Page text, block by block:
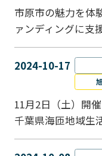
市原市の魅力を体
ァンディングに支
2024-10-17
11月2日（土）開
千葉県海匝地域生